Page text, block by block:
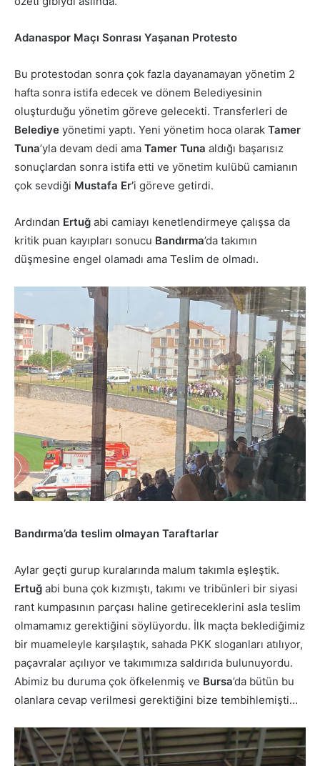
Adanaspor Maçı Sonrası Yaşanan Protesto
Bu protestodan sonra çok fazla dayanamayan yönetim 2
hafta sonra istifa edecek ve dönem Belediyesinin
oluşturduğu yönetim göreve gelecekti. Transferleri de
Belediye yönetimi yaptı. Yeni yönetim hoca olarak Tamer
Tuna’yla devam dedi ama Tamer Tuna aldığı başarısız
sonuçlardan sonra istifa etti ve yönetim kulübü camianın
çok sevdiği Mustafa Er’i göreve getirdi.
Ardından Ertuğ abi camiayı kenetlendirmeye çalışsa da
kritik puan kayıpları sonucu Bandırma’da takımın
düşmesine engel olamadı ama Teslim de olmadı.
Bandırma’da teslim olmayan Taraftarlar
Aylar geçti gurup kuralarında malum takımla eşleştik.
Ertuğ abi buna çok kızmıştı, takımı ve tribünleri bir siyasi
rant kumpasının parçası haline getireceklerini asla teslim
olmamamız gerektiğini söylüyordu. İlk maçta beklediğimiz
bir muameleyle karşılaştık, sahada PKK sloganları atılıyor,
paçavralar açılıyor ve takımımıza saldırıda bulunuyordu.
Abimiz bu duruma çok öfkelenmiş ve Bursa’da bütün bu
olanlara cevap verilmesi gerektiğini bize tembihlemişti…